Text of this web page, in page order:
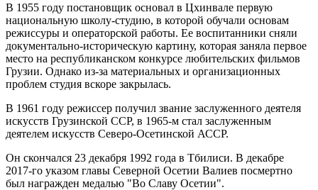
В 1955 году постановщик основал в Цхинвале первую
национальную школу-студию, в которой обучали основам
режиссуры и операторской работы. Ее воспитанники сняли
документально-историческую картину, которая заняла первое
место на республиканском конкурсе любительских фильмов
Грузии. Однако из-за материальных и организационных
проблем студия вскоре закрылась.
В 1961 году режиссер получил звание заслуженного деятеля
искусств Грузинской ССР, в 1965-м стал заслуженным
деятелем искусств Северо-Осетинской АССР.
Он скончался 23 декабря 1992 года в Тбилиси. В декабре
2017-го указом главы Северной Осетии Валиев посмертно
был награжден медалью "Во Славу Осетии".